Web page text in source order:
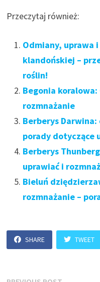
Przeczytaj również:
Odmiany, uprawa
klandońskiej –
roślin!
Begonia
rozmnażanie
Berberys
porady dotyczące
Berberys
uprawiać i
Bieluń
rozmnażanie –
SHARE TWEET